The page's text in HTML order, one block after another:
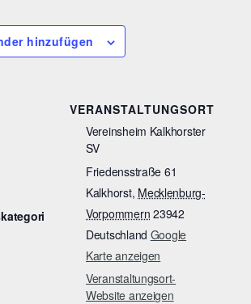
hinzufügen
VERANSTALTUNGSORT
Vereinsheim Kalkhorster
SV
Friedensstraße 61
Kalkhorst, Mecklenburg-
Vorpommern 23942
Deutschland Google
Karte anzeigen
Veranstaltungsort-
Website anzeigen